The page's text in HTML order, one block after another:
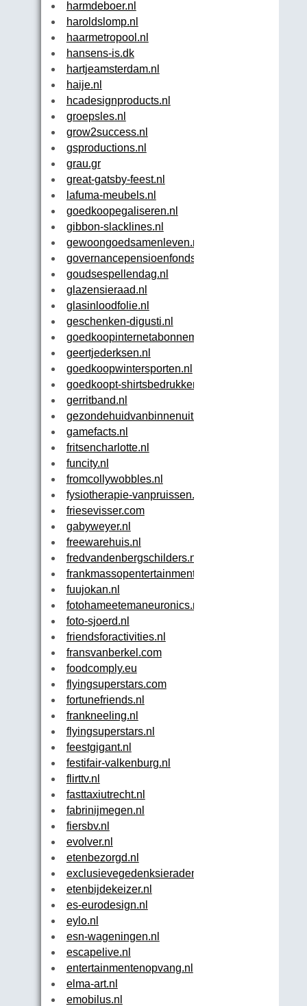
harmdeboer.nl
haroldslomp.nl
haarmetropool.nl
hansens-is.dk
hartjeamsterdam.nl
haije.nl
hcadesignproducts.nl
groepsles.nl
grow2success.nl
gsproductions.nl
grau.gr
great-gatsby-feest.nl
lafuma-meubels.nl
goedkoopegaliseren.nl
gibbon-slacklines.nl
gewoongoedsamenleven.nl
governancepensioenfonds.nl
goudsespellendag.nl
glazensieraad.nl
glasinloodfolie.nl
geschenken-digusti.nl
goedkoopinternetabonnement.nl
geertjederksen.nl
goedkoopwintersporten.nl
goedkoopt-shirtsbedrukken.nl
gerritband.nl
gezondehuidvanbinnenuit.nl
gamefacts.nl
fritsencharlotte.nl
funcity.nl
fromcollywobbles.nl
fysiotherapie-vanpruissen.nl
friesevisser.com
gabyweyer.nl
freewarehuis.nl
fredvandenbergschilders.nl
frankmassopentertainment.nl
fuujokan.nl
fotohameetemaneuronics.nl
foto-sjoerd.nl
friendsforactivities.nl
fransvanberkel.com
foodcomply.eu
flyingsuperstars.com
fortunefriends.nl
frankneeling.nl
flyingsuperstars.nl
feestgigant.nl
festifair-valkenburg.nl
flirttv.nl
fasttaxiutrecht.nl
fabrinijmegen.nl
fiersbv.nl
evolver.nl
etenbezorgd.nl
exclusievegedenksieraden.nl
etenbijdekeizer.nl
es-eurodesign.nl
eylo.nl
esn-wageningen.nl
escapelive.nl
entertainmentenopvang.nl
elma-art.nl
emobilus.nl